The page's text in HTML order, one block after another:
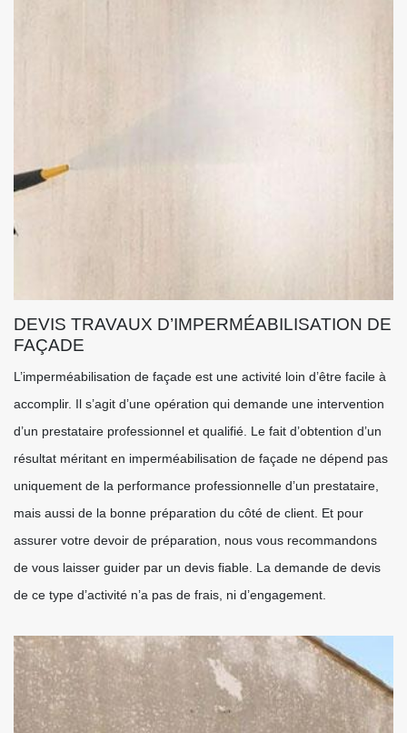
DEVIS TRAVAUX D’IMPERMÉABILISATION DE
FAÇADE
L’imperméabilisation de façade est une activité loin d’être facile à
accomplir. Il s’agit d’une opération qui demande une intervention
d’un prestataire professionnel et qualifié. Le fait d’obtention d’un
résultat méritant en imperméabilisation de façade ne dépend pas
uniquement de la performance professionnelle d’un prestataire,
mais aussi de la bonne préparation du côté de client. Et pour
assurer votre devoir de préparation, nous vous recommandons
de vous laisser guider par un devis fiable. La demande de devis
de ce type d’activité n’a pas de frais, ni d’engagement.